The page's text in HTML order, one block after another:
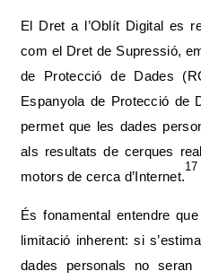
El Dret a l’Oblít Digital es
com el Dret de Supressió,
de Protecció de Dades
Espanyola de Protecció de
permet que les dades
als resultats de cerques
motors de cerca d’Internet.
17
És fonamental entendre
limitació inherent: si
dades personals no